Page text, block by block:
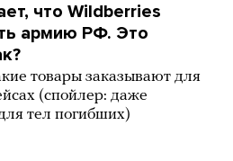
что Wildberries
армию РФ. Это
товары заказывают для
(спойлер: даже
тел погибших)